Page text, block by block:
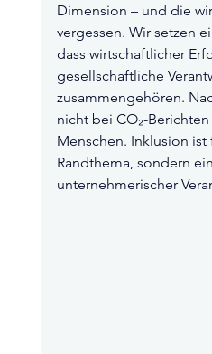
Dimension – und die
vergessen. Wir setzen
dass wirtschaftlicher
gesellschaftliche
zusammengehören.
nicht bei CO₂-
Menschen. Inklusion ist
Randthema, sondern
unternehmerischer